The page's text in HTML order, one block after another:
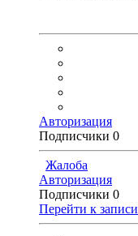
Авторизация
Подписчики 0
Жалоба
Авторизация
Подписчики 0
Перейти к записи